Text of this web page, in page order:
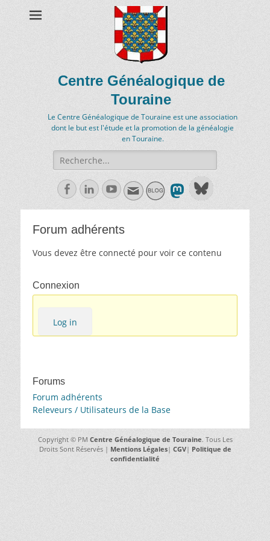
Centre Généalogique de
Touraine
Le Centre Généalogique de Touraine est une association
dont le but est l'étude et la promotion de la généalogie
en Touraine.
Recherche
de:
FacebookLinkedln
Youtube
Forum adhérents
Vous devez être connecté pour voir ce contenu
Connexion
Log in
Forums
Forum adhérents
Releveurs / Utilisateurs de la Base
Copyright © PM Centre Généalogique de Touraine. Tous Les
Droits Sont Réservés | Mentions Légales| CGV| Politique de
confidentialité